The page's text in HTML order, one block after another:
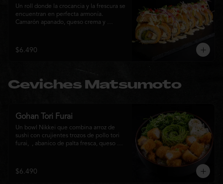
Un roll donde la crocancia y la frescura se
encuentran en perfecta armonía.
Camarón apanado, queso crema y
corona con salmón y pescado blanco en
tempura, cebolla morada, una sedosa
logrando una experiencia intensa,
equilibrada y auténticamente nikkei.
$6.490
Ceviches Matsumoto
Gohan Tori Furai
Un bowl Nikkei que combina arroz de
sushi con crujientes trozos de pollo tori
furai,  , abanico de palta fresca, queso
sabores que equilibra lo crocante, lo
fresco y lo cremoso en cada bocado.
$6.490